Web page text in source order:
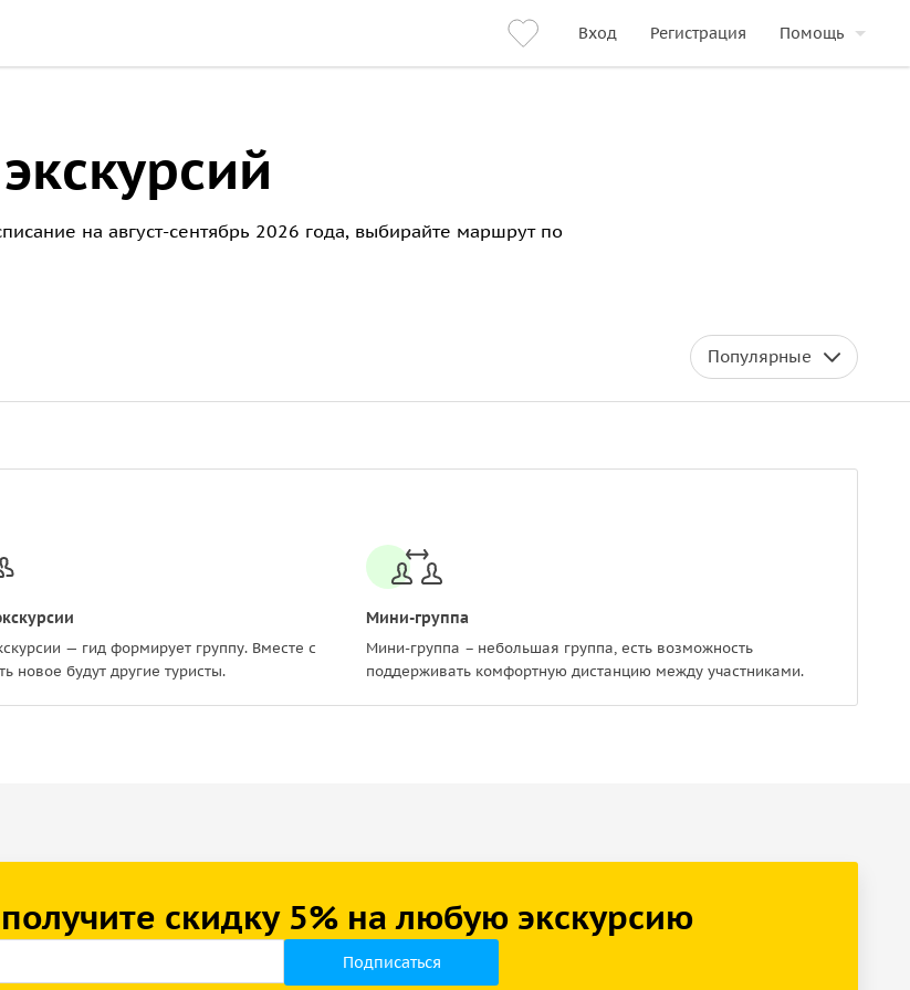
Вход Регистрация Помощь
на август-сентябрь 2026 года, выбирайте маршрут по
Популярные
— гид формирует группу. Вместе с
новое будут другие туристы.
Мини-группа
Мини-группа – небольшая группа, есть возможность
поддерживать комфортную дистанцию между участниками.
скидку 5% на любую экскурсию
Подписаться